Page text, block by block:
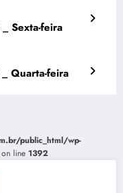
Sexta-feira
Quarta-feira
public_html/wp-
on line 1392